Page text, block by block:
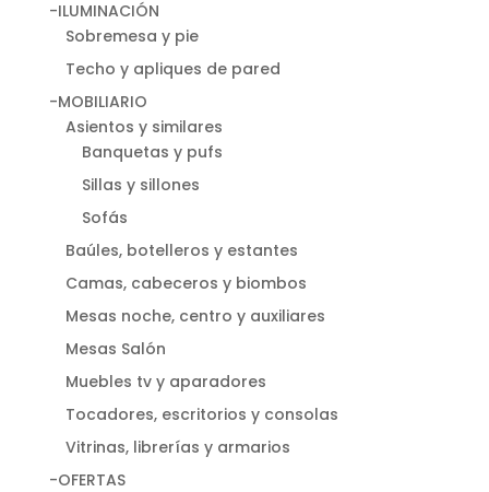
-ILUMINACIÓN
Sobremesa y pie
Techo y apliques de pared
-MOBILIARIO
Asientos y similares
Banquetas y pufs
Sillas y sillones
Sofás
Baúles, botelleros y estantes
Camas, cabeceros y biombos
Mesas noche, centro y auxiliares
Mesas Salón
Muebles tv y aparadores
Tocadores, escritorios y consolas
Vitrinas, librerías y armarios
-OFERTAS